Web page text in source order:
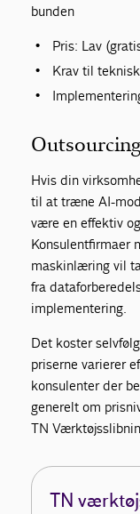
bunden
Pris: Lav
Krav til
Outsourcing
Hvis din
til at træne AI-
være en effektiv
Konsulentfirmaer
maskinlæring vil
fra
implementering.
Det koster
priserne varierer
konsulenter der
generelt om
TN
TN